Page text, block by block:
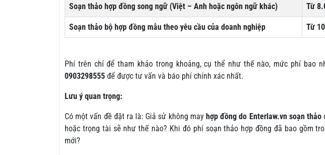
Soạn thảo hợp đồng song ngữ (Việt – Anh hoặc ngôn ngữ khác) Từ
Soạn thảo bộ hợp đồng mẫu theo yêu cầu của doanh nghiệp Từ
Phí trên chỉ để tham khảo trong khoảng, cụ thể như thế nào, mức phí bao
0903298555 để được tư vấn và báo phí chính xác nhất.
Lưu ý quan trọng:
Có một vấn đề đặt ra là: Giả sử không may hợp đồng do Enterlaw.vn soạn thảo
hoặc trọng tài sẽ như thế nào? Khi đó phí soạn thảo hợp đồng đã bao gồm
mới?